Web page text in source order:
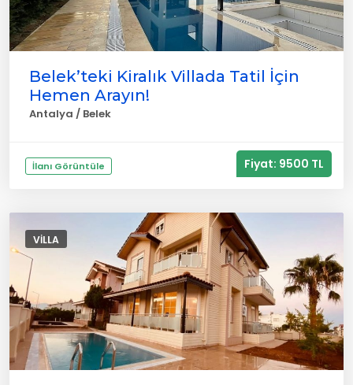
Belek’teki Kiralık Villada Tatil İçin
Hemen Arayın!
Antalya / Belek
İlanı Görüntüle Fiyat: 9500 TL
VILLA